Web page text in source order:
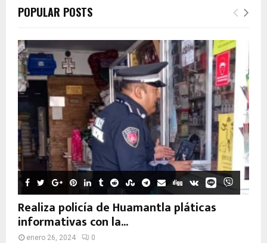
POPULAR POSTS
Realiza policía de Huamantla pláticas
informativas con la...
enero 26, 2024 0